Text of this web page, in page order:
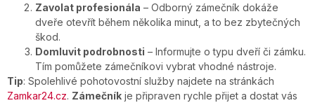
Zavolat profesionála – Odborný zámečník dokáže
dveře otevřít během několika minut, a to bez zbytečných
škod.
Domluvit podrobnosti – Informujte o typu dveří či zámku.
Tím pomůžete zámečníkovi vybrat vhodné nástroje.
Tip: Spolehlivé pohotovostní služby najdete na stránkách
Zamkar24.cz. Zámečník je připraven rychle přijet a dostat vás